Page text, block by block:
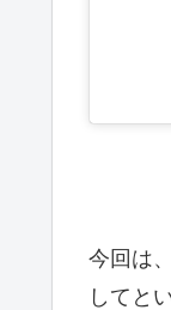
今回は
してと